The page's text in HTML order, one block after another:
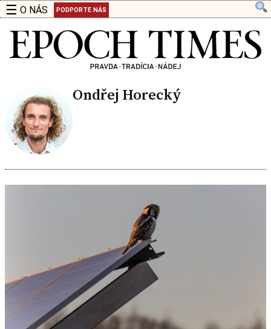
☰ O NÁS PODPORTE NÁS
Ondřej Horecký